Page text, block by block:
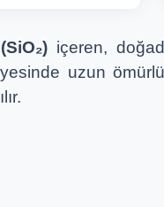
(SiO₂)içeren,
uzun